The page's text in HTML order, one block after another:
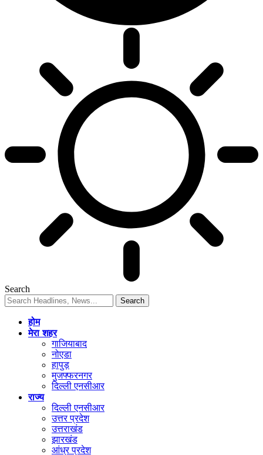
Search
होम
मेरा शहर
गाजियाबाद
नोएडा
हापुड़
मुजफ्फरनगर
दिल्ली एनसीआर
राज्य
दिल्ली एनसीआर
उत्तर प्रदेश
उत्तराखंड
झारखंड
आंध्र प्रदेश